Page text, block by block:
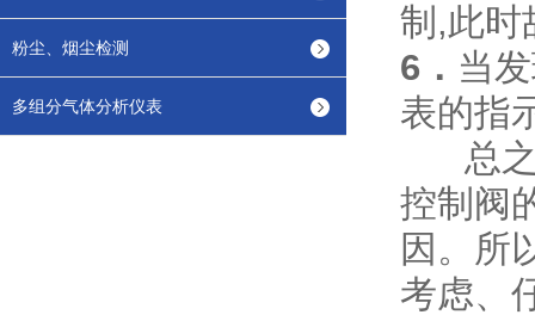
粉尘、烟尘检测
多组分气体分析仪表
制,此时
6． 当
表的指
总之,
控制阀
因。所
考虑、